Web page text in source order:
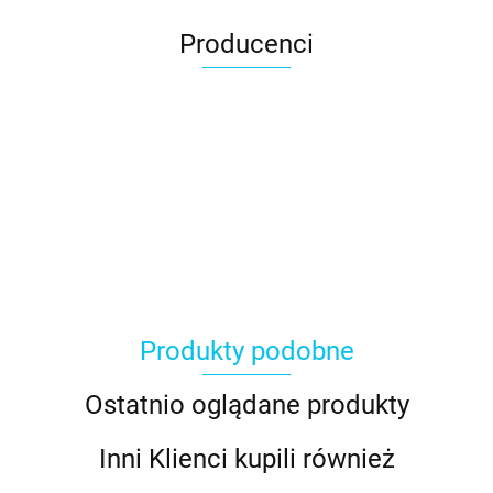
Producenci
Produkty podobne
Ostatnio oglądane produkty
Inni Klienci kupili również